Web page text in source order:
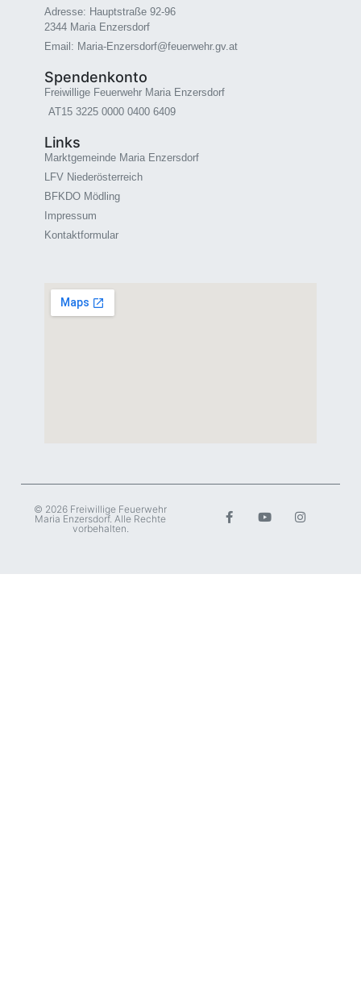
Adresse: Hauptstraße 92-96
2344 Maria Enzersdorf
Email: Maria-Enzersdorf@feuerwehr.gv.at
Spendenkonto
Freiwillige Feuerwehr Maria Enzersdorf
AT15 3225 0000 0400 6409
Links
Marktgemeinde Maria Enzersdorf
LFV Niederösterreich
BFKDO Mödling
Impressum
Kontaktformular
© 2026 Freiwillige Feuerwehr
Maria Enzersdorf. Alle Rechte
vorbehalten.